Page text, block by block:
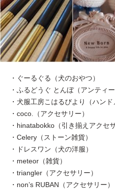
・ぐーるぐる（犬のおやつ）
・ふるどうぐ とんぼ（アンティー
・犬服工房こはるびより（ハンド
・coco.（アクセサリー）
・hinatabokko（引き揃えアクセ
・Celery（ストーン雑貨）
・ドレスワン（犬の洋服）
・meteor（雑貨）
・triangler（アクセサリー）
・non’s RUBAN（アクセサリー）